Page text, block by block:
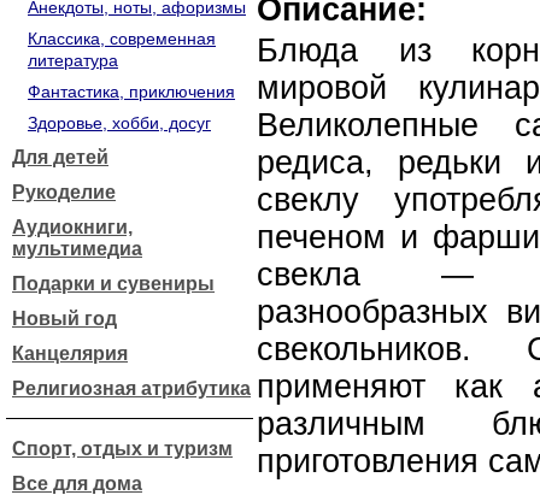
Анекдоты, ноты, афоризмы
Классика, современная
литература
Фантастика, приключения
Здоровье, хобби, досуг
Для детей
Рукоделие
Аудиокниги,
мультимедиа
Подарки и сувениры
Новый год
Канцелярия
Религиозная атрибутика
Спорт, отдых и туризм
Все для дома
Описание:
Блюда из
мировой
Великолепные
редиса, редьки
свеклу
печеном и
свекла —
разнообразных
применяют как
различным
приготовления